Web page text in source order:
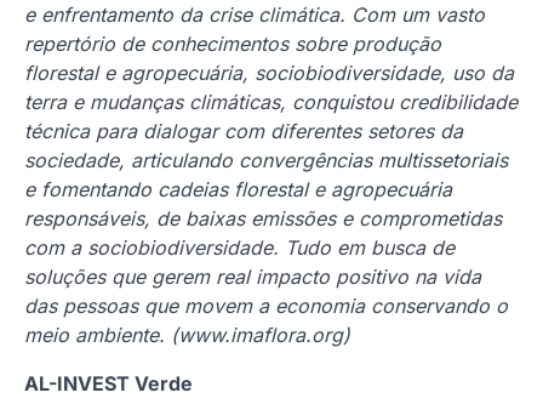
e enfrentamento da crise climática. Com um vasto
repertório de conhecimentos sobre produção
florestal e agropecuária, sociobiodiversidade, uso da
terra e mudanças climáticas, conquistou credibilidade
técnica para dialogar com diferentes setores da
sociedade, articulando convergências multissetoriais
e fomentando cadeias florestal e agropecuária
responsáveis, de baixas emissões e comprometidas
com a sociobiodiversidade. Tudo em busca de
soluções que gerem real impacto positivo na vida
das pessoas que movem a economia conservando o
meio ambiente. (www.imaflora.org)
AL-INVEST Verde